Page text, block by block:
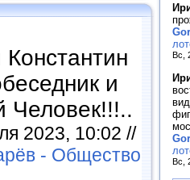
и
Человек!!!..
2023, 10:02 //
- Общество
Вс,
Вс,